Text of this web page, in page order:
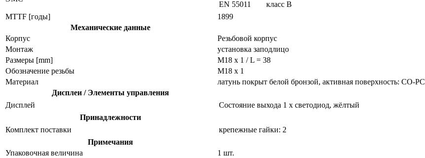
EN 55011
класс B
MTTF [годы]
1899
Механические данные
Корпус
Резьбовой корпус
Монтаж
установка заподлицо
Размеры [mm]
M18 x 1 / L = 38
Обозначение резьбы
M18 x 1
Материал
латунь покрыт белой бронзой, активная поверхность: CO-PC
Дисплеи / Элементы управления
Дисплей
Состояние выхода 1 x светодиод, жёлтый
Принадлежности
Комплект поставки
крепежные гайки: 2
Примечания
Упаковочная величина
1 шт.